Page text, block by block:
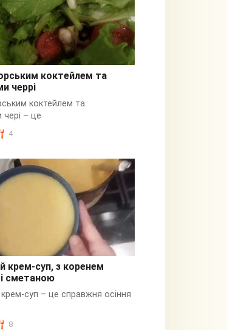
коктейлем та
черрі
коктейлем та
– це
4
крем-суп, з коренем
сметаною
крем-суп – це справжня осіння
8